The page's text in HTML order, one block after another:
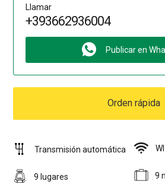
Llamar
+393662936004
Publicar en
Orden rápida
Transmisión automática
9 lugares 9